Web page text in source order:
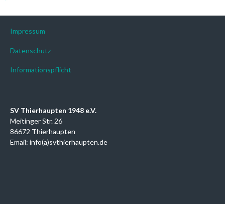
Impressum
Datenschutz
Informationspflicht
SV Thierhaupten 1948 e.V.
Meitinger Str. 26
86672 Thierhaupten
Email: info(a)svthierhaupten.de